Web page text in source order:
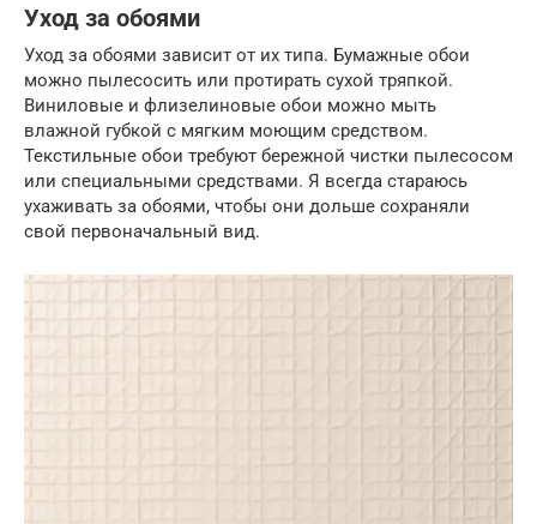
Уход за обоями
Уход за обоями зависит от их типа. Бумажные обои
можно пылесосить или протирать сухой тряпкой.
Виниловые и флизелиновые обои можно мыть
влажной губкой с мягким моющим средством.
Текстильные обои требуют бережной чистки пылесосом
или специальными средствами. Я всегда стараюсь
ухаживать за обоями, чтобы они дольше сохраняли
свой первоначальный вид.